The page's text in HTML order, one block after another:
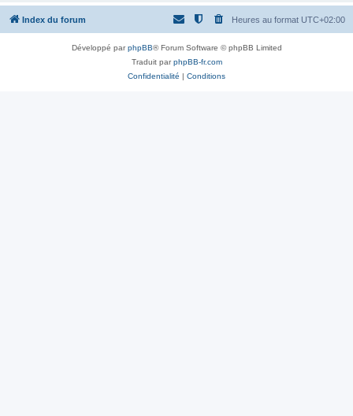
Index du forum Heures au format UTC+02:00
Développé parphpBB® Forum Software © phpBB Limited
Traduit parphpBB-fr.com
Confidentialité | Conditions